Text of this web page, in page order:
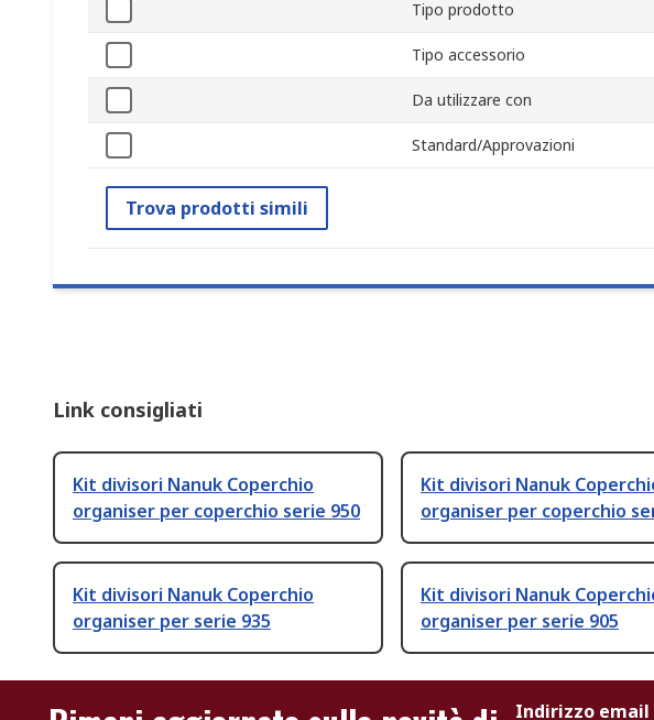
Tipo prodotto
Tipo accessorio
Da utilizzare con
Standard/Approvazioni
Trova prodotti simili
Link consigliati
Kit divisori Nanuk Coperchio
organiser per coperchio serie 950
Kit divisori Nanuk
organiser per coperchio
Kit divisori Nanuk Coperchio
organiser per serie 935
Kit divisori Nanuk
organiser per serie 905
Indirizzo email